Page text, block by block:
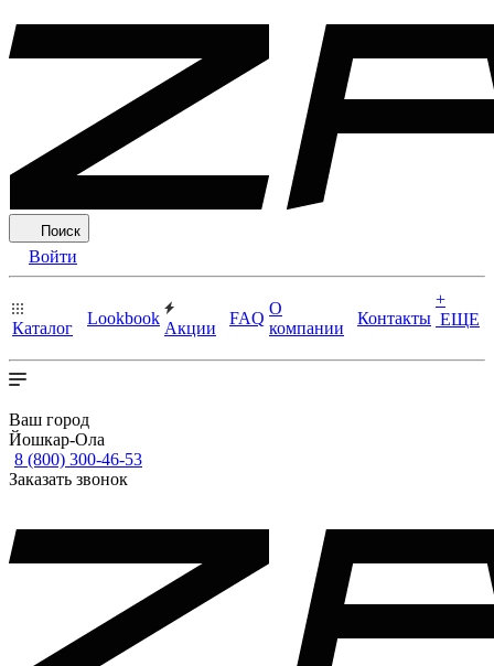
Поиск
Войти
Каталог
Lookbook
Акции
FAQ
О
компании
Контакты
+
ЕЩЕ
Ваш город
Йошкар-Ола
8 (800) 300-46-53
Заказать звонок